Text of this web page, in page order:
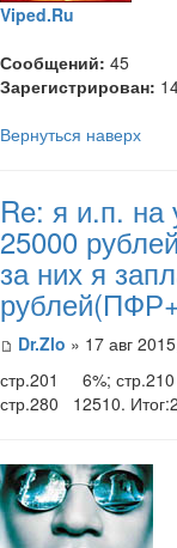
Viped.Ru
Сообщений: 45
Зарегистрирован:
Вернуться наверх
Re: я и.п. на
25000
за них я
Dr.Zlo » 17 авг
стр.201 6%;
стр.280 12510.